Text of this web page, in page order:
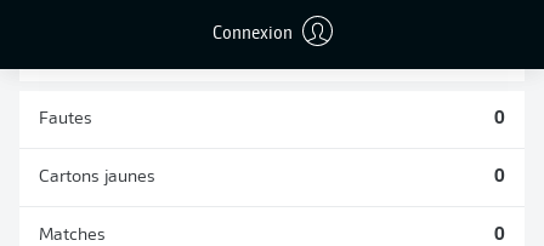
Connexion
0 0
Fautes 0
Cartons jaunes 0
Matches 0